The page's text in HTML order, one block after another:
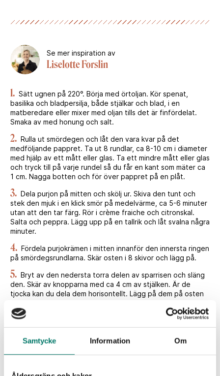
Samtycke Information Om
Se mer inspiration av
Liselotte Forslin
1. Sätt ugnen på 220°. Börja med örtoljan. Kör spenat,
basilika och bladpersilja, både stjälkar och blad, i en
matberedare eller mixer med oljan tills det är finfördelat.
Smaka av med honung och salt.
2. Rulla ut smördegen och låt den vara kvar på det
medföljande pappret. Ta ut 8 rundlar, ca 8-10 cm i diameter
med hjälp av ett mått eller glas. Ta ett mindre mått eller glas
och tryck till på varje rundel så du får en kant som mäter ca
1 cm. Nagga botten och för över pappret på en plåt.
3. Dela purjon på mitten och skölj ur. Skiva den tunt och
stek den mjuk i en klick smör på medelvärme, ca 5-6 minuter
utan att den tar färg. Rör i crème fraiche och citronskal.
Salta och peppra. Lägg upp på en tallrik och låt svalna några
minuter.
4. Fördela purjokrämen i mitten innanför den innersta ringen
på smördegsrundlarna. Skär osten i 8 skivor och lägg på.
5. Bryt av den nedersta torra delen av sparrisen och släng
den. Skär av knopparna med ca 4 cm av stjälken. Är de
tjocka kan du dela dem horisontellt. Lägg på dem på osten
och ha som tillbehör eller skiva tunt och ha i sallad.
6. Pensla kanterna med lite mjölk och grädda ca 15-20
minuter tills degen fått fin färg. Vänd salladen i en skål med